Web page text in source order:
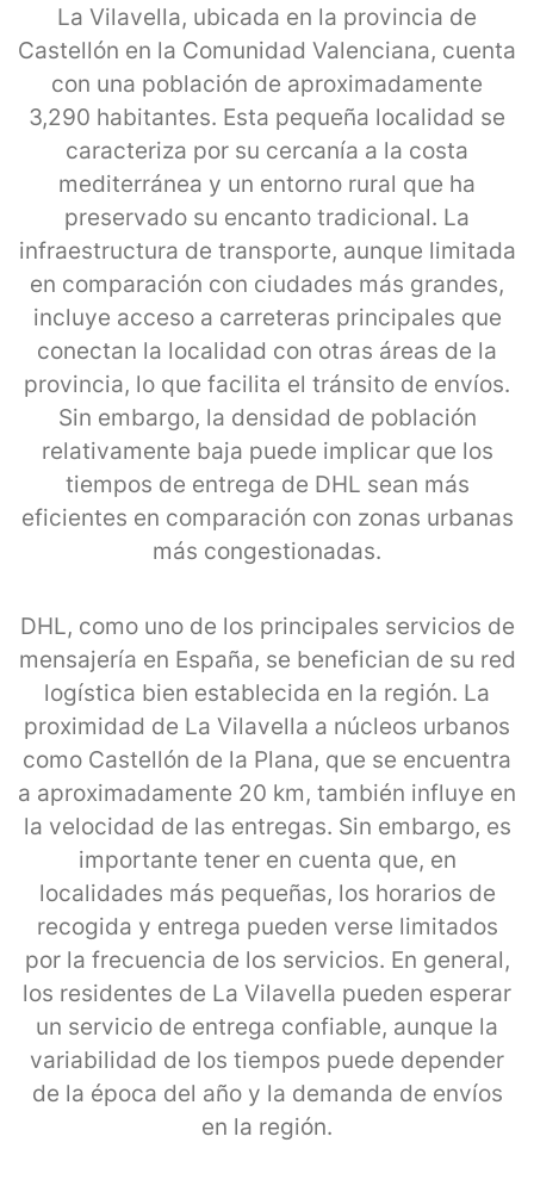
La Vilavella, ubicada en la provincia de
Castellón en la Comunidad Valenciana, cuenta
con una población de aproximadamente
3,290 habitantes. Esta pequeña localidad se
caracteriza por su cercanía a la costa
mediterránea y un entorno rural que ha
preservado su encanto tradicional. La
infraestructura de transporte, aunque limitada
en comparación con ciudades más grandes,
incluye acceso a carreteras principales que
conectan la localidad con otras áreas de la
provincia, lo que facilita el tránsito de envíos.
Sin embargo, la densidad de población
relativamente baja puede implicar que los
tiempos de entrega de DHL sean más
eficientes en comparación con zonas urbanas
más congestionadas.
DHL, como uno de los principales servicios de
mensajería en España, se benefician de su red
logística bien establecida en la región. La
proximidad de La Vilavella a núcleos urbanos
como Castellón de la Plana, que se encuentra
a aproximadamente 20 km, también influye en
la velocidad de las entregas. Sin embargo, es
importante tener en cuenta que, en
localidades más pequeñas, los horarios de
recogida y entrega pueden verse limitados
por la frecuencia de los servicios. En general,
los residentes de La Vilavella pueden esperar
un servicio de entrega confiable, aunque la
variabilidad de los tiempos puede depender
de la época del año y la demanda de envíos
en la región.